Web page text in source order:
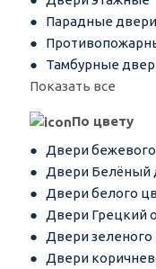
Парадные двери
Тамбурные
Показать все
По цвету
Двери
Двери Белёный
Двери белого
Двери Грецкий
Двери зеленого
Двери